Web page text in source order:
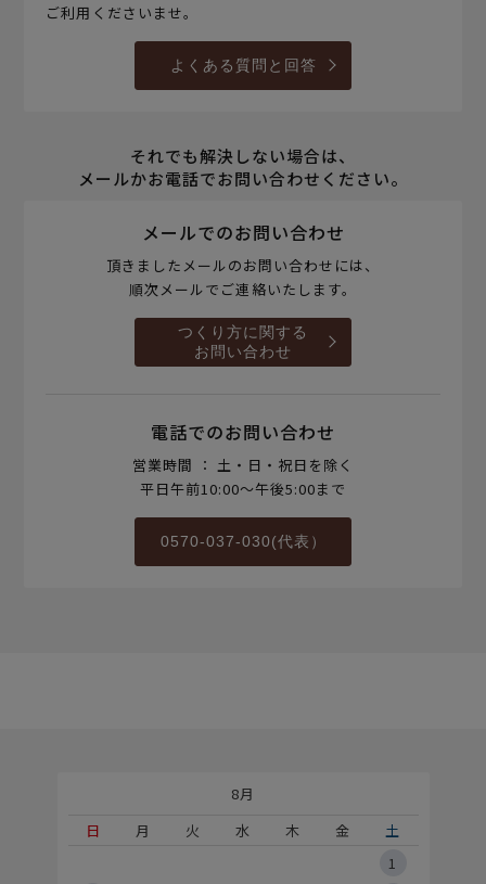
ご利用くださいませ。
よくある質問と回答
それでも解決しない場合は、
メールかお電話でお問い合わせください。
メールでのお問い合わせ
頂きましたメールのお問い合わせには、
順次メールでご連絡いたします。
つくり方に関する
お問い合わせ
電話でのお問い合わせ
営業時間 ： 土・日・祝日を除く
平日午前10:00～午後5:00まで
0570-037-030(代表）
8月
日
月 火 水 木 金
土
1